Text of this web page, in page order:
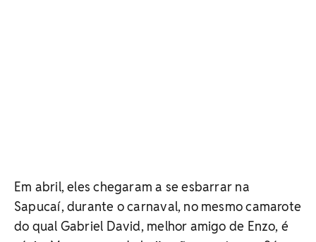
Em abril, eles chegaram a se esbarrar na
Sapucaí, durante o carnaval, no mesmo camarote
do qual Gabriel David, melhor amigo de Enzo, é